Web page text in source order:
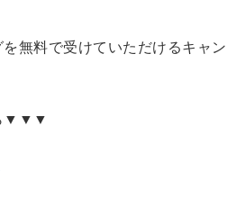
無料で受けていただけるキャン
▼▼▼